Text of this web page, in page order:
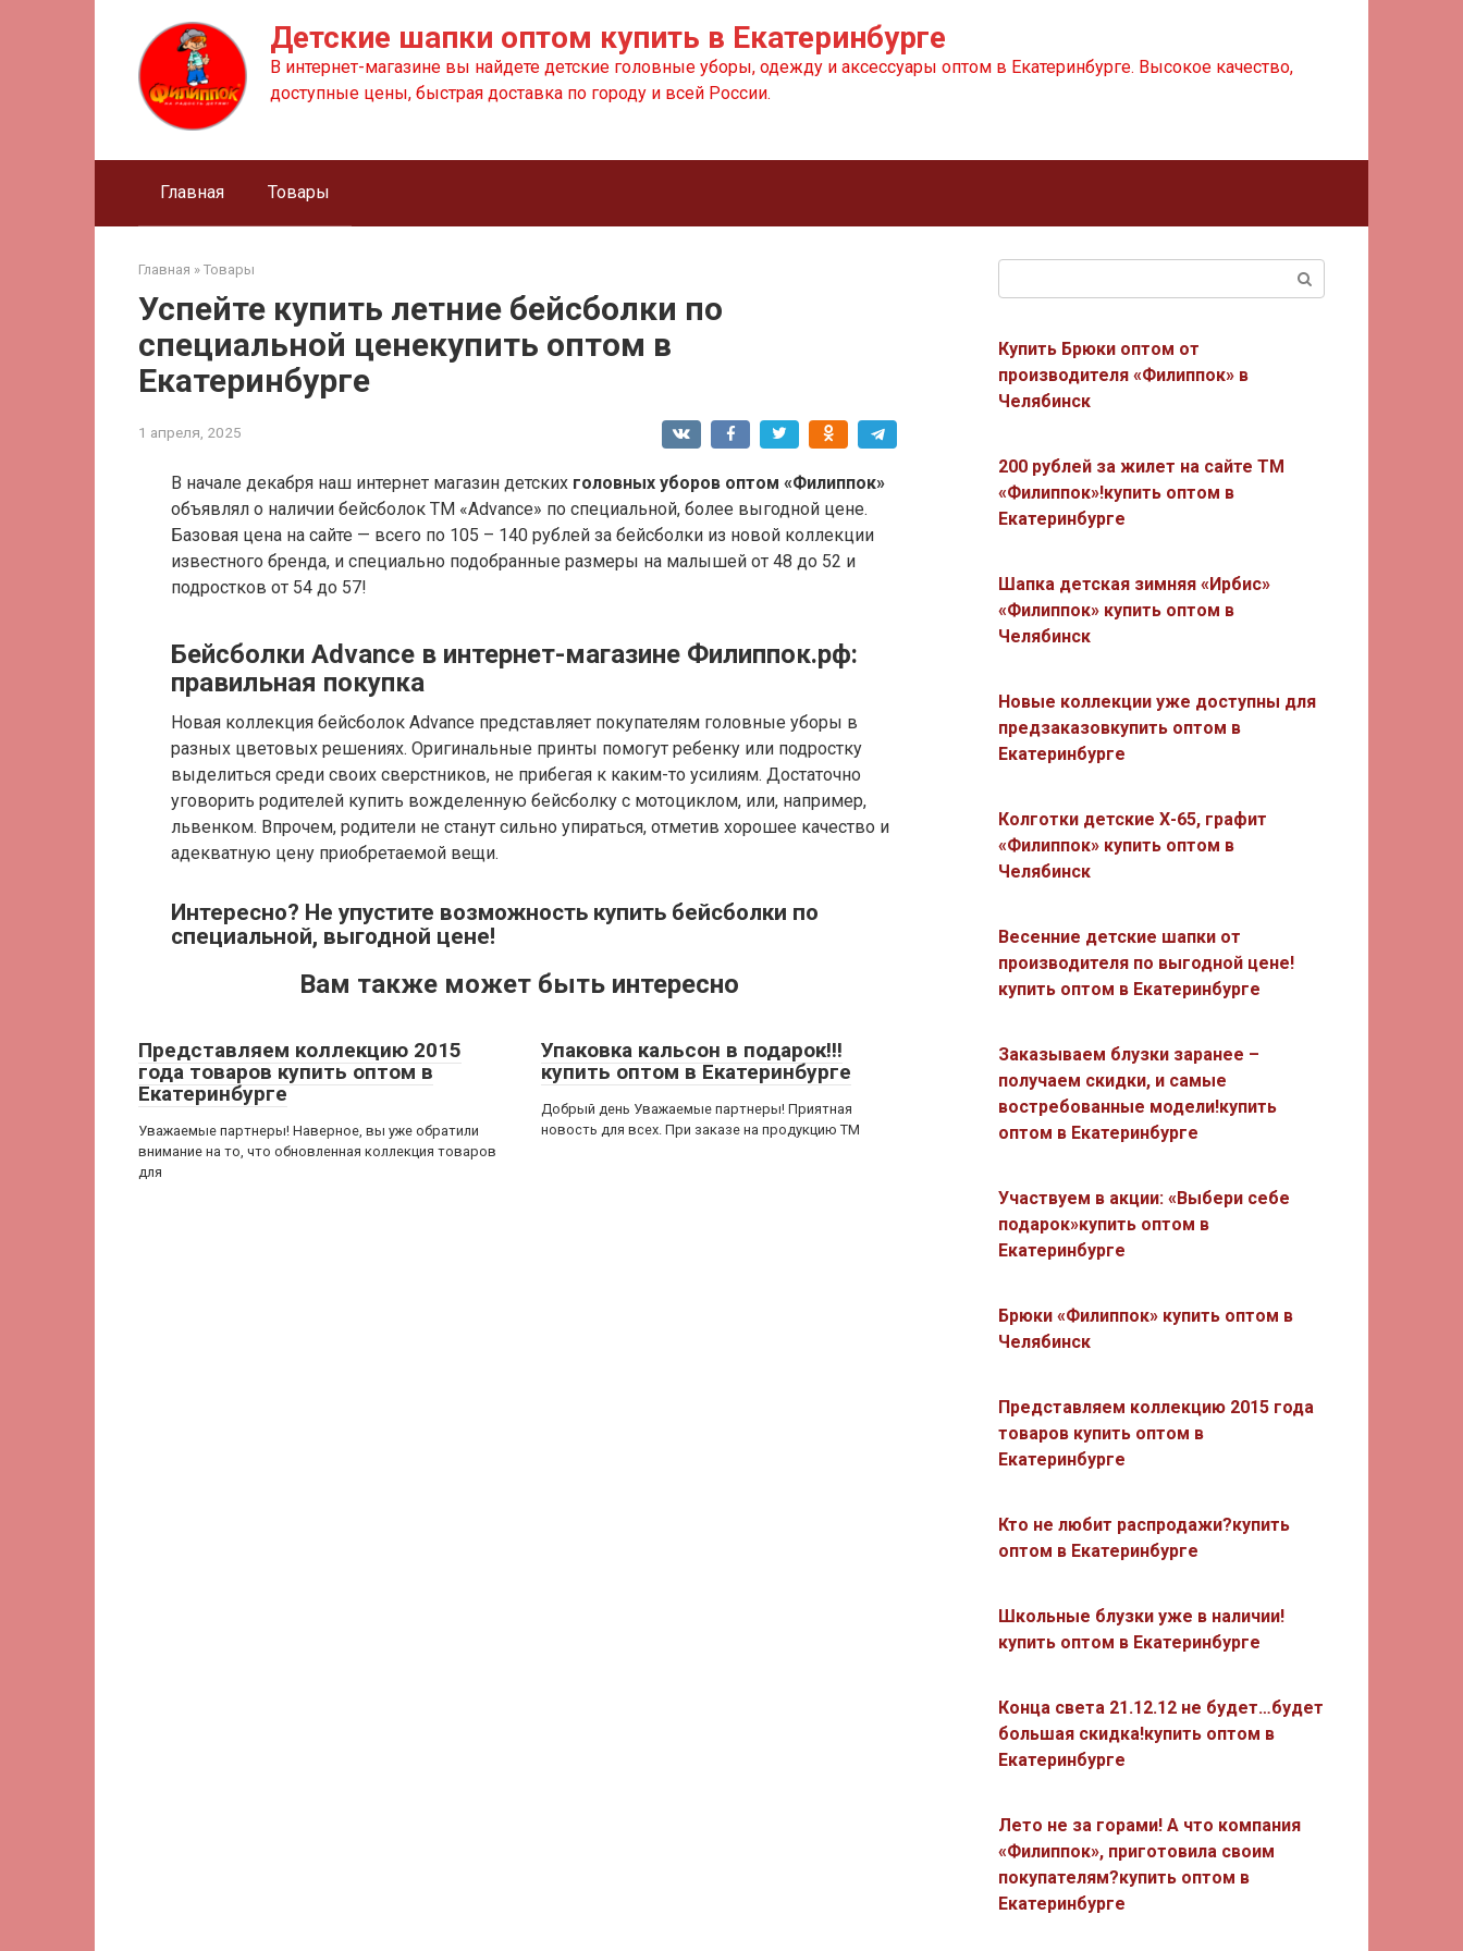
Детские шапки оптом купить в Екатеринбурге
В интернет-магазине вы найдете детские головные уборы, одежду и аксессуары оптом в Екатеринбурге. Высокое качество,
доступные цены, быстрая доставка по городу и всей России.
Главная Товары
Главная » Товары
Успейте купить летние бейсболки по
специальной ценекупить оптом в
Екатеринбурге
1 апреля, 2025
В начале декабря наш интернет магазин детских головных уборов оптом «Филиппок»
объявлял о наличии бейсболок ТМ «Advance» по специальной, более выгодной цене.
Базовая цена на сайте — всего по 105 – 140 рублей за бейсболки из новой коллекции
известного бренда, и специально подобранные размеры на малышей от 48 до 52 и
подростков от 54 до 57!
Бейсболки Advance в интернет-магазине Филиппок.рф:
правильная покупка
Новая коллекция бейсболок Advance представляет покупателям головные уборы в
разных цветовых решениях. Оригинальные принты помогут ребенку или подростку
выделиться среди своих сверстников, не прибегая к каким-то усилиям. Достаточно
уговорить родителей купить вожделенную бейсболку с мотоциклом, или, например,
львенком. Впрочем, родители не станут сильно упираться, отметив хорошее качество и
адекватную цену приобретаемой вещи.
Интересно? Не упустите возможность купить бейсболки по
специальной, выгодной цене!
Вам также может быть интересно
Представляем коллекцию 2015
года товаров купить оптом в
Екатеринбурге
Уважаемые партнеры! Наверное, вы уже обратили
внимание на то, что обновленная коллекция товаров
для
Упаковка кальсон в подарок!!!
купить оптом в Екатеринбурге
Добрый день Уважаемые партнеры! Приятная
новость для всех. При заказе на продукцию ТМ
Купить Брюки оптом от
производителя «Филиппок» в
Челябинск
200 рублей за жилет на сайте ТМ
«Филиппок»!купить оптом в
Екатеринбурге
Шапка детская зимняя «Ирбис»
«Филиппок» купить оптом в
Челябинск
Новые коллекции уже доступны для
предзаказовкупить оптом в
Екатеринбурге
Колготки детские Х-65, графит
«Филиппок» купить оптом в
Челябинск
Весенние детские шапки от
производителя по выгодной цене!
купить оптом в Екатеринбурге
Заказываем блузки заранее –
получаем скидки, и самые
востребованные модели!купить
оптом в Екатеринбурге
Участвуем в акции: «Выбери себе
подарок»купить оптом в
Екатеринбурге
Брюки «Филиппок» купить оптом в
Челябинск
Представляем коллекцию 2015 года
товаров купить оптом в
Екатеринбурге
Кто не любит распродажи?купить
оптом в Екатеринбурге
Школьные блузки уже в наличии!
купить оптом в Екатеринбурге
Конца света 21.12.12 не будет…будет
большая скидка!купить оптом в
Екатеринбурге
Лето не за горами! А что компания
«Филиппок», приготовила своим
покупателям?купить оптом в
Екатеринбурге